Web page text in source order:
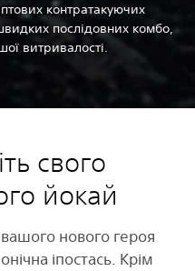
контратакуючих
послідовних комбо,
витривалості.
свого
йокай
нового героя
іпостась. Крім